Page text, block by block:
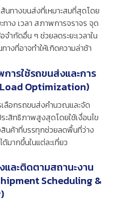
นทางขนส่งที่เหมาะสมที่สุดโดย
ทาง เวลา สภาพการจราจร จุด
ำกัดอื่น ๆ ช่วยลดระยะเวลาใน
างที่อาจทำให้เกิดความล่าช้า
ารใช้รถขนส่งและการ
Optimization)
เลือกรถขนส่งคำนวณและจัด
ะสิทธิภาพสูงสุดโดยใช้เงื่อนไข
นค้าที่บรรทุกช่วยลดพื้นที่ว่าง
มากขึ้นในแต่ละเที่ยว
ละติดตามสถานะงาน
Scheduling &